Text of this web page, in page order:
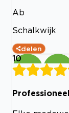
Ab
Schalkwijk
delen
10